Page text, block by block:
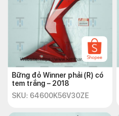
Bững đỏ Winner phải (R) có
tem trắng – 2018
SKU: 64600K56V30ZE